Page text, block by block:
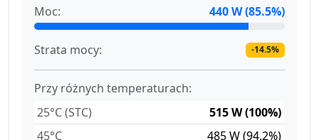
Moc:
440 W (85.5%)
Strata mocy: -14.5%
Przy różnych temperaturach:
25°C (STC)
515 W (100%)
45°C
485 W (94.2%)